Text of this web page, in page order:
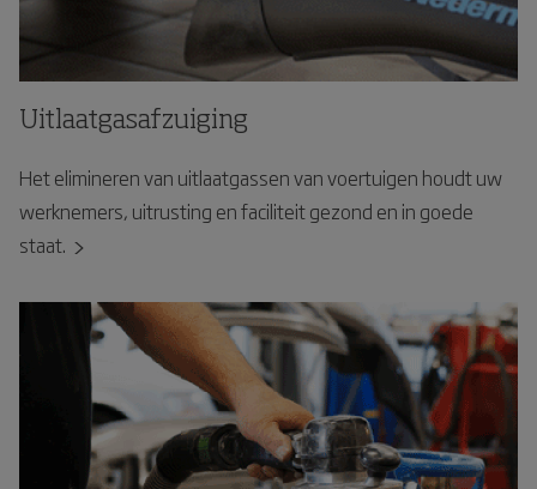
Uitlaatgasafzuiging
Het elimineren van uitlaatgassen van voertuigen houdt uw
werknemers, uitrusting en faciliteit gezond en in goede
staat.